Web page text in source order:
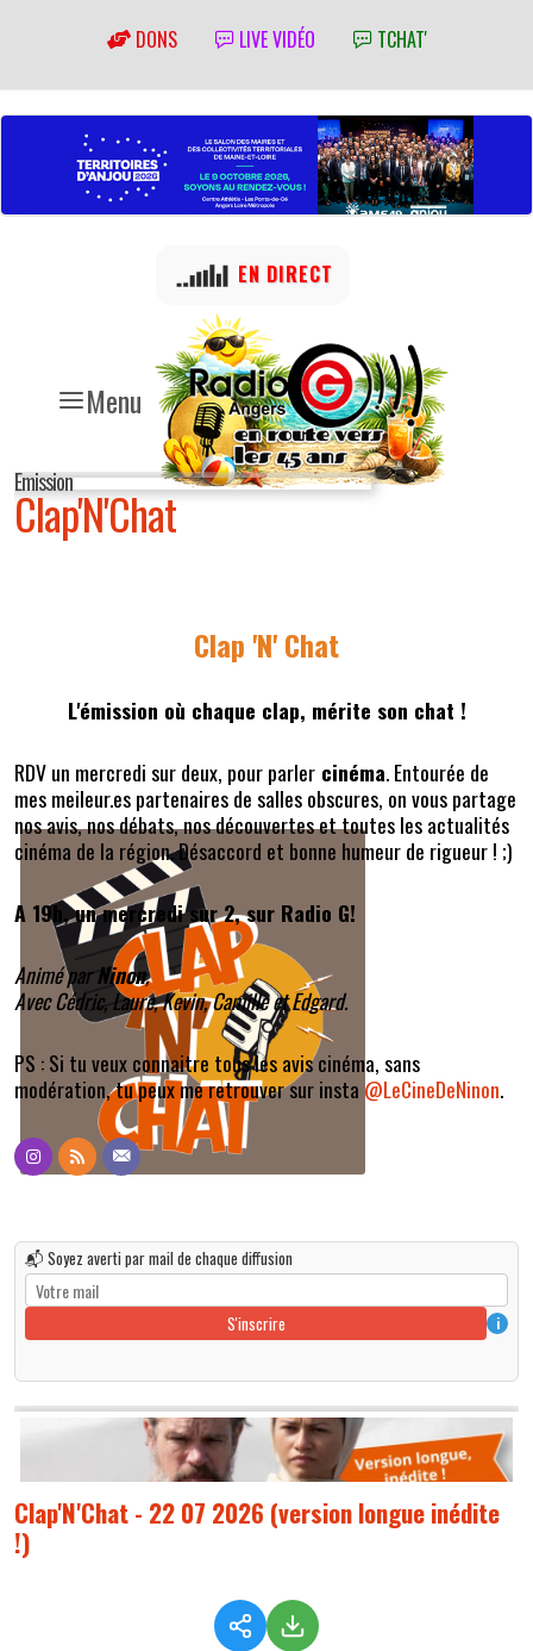
DONS LIVE VIDÉO TCHAT'
Menu
EN DIRECT
Emission
Clap'N'Chat
Clap 'N' Chat
L'émission où chaque clap, mérite son chat !
RDV un mercredi sur deux, pour parler cinéma. Entourée de
mes meileur.es partenaires de salles obscures, on vous partage
nos avis, nos débats, nos découvertes et toutes les actualités
cinéma de la région. Désaccord et bonne humeur de rigueur ! ;)
A 19h, un mercredi sur 2, sur Radio G!
Animé parNinon,
Avec Cédric, Laure, Kevin, Camille et Edgard.
PS : Si tu veux connaitre tous les avis cinéma, sans
modération, tu peux me retrouver sur insta @LeCineDeNinon.
📬 Soyez averti par mail de chaque diffusion
S'inscrire i
Clap'N'Chat - 22 07 2026 (version longue inédite
!)